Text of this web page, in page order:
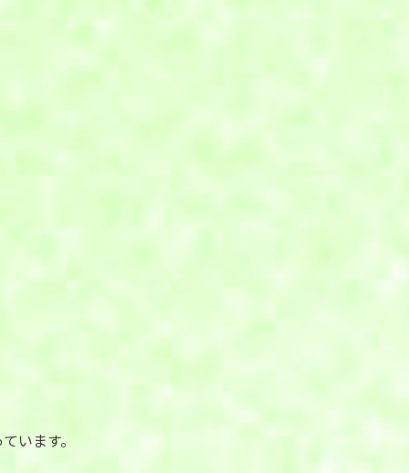
います。